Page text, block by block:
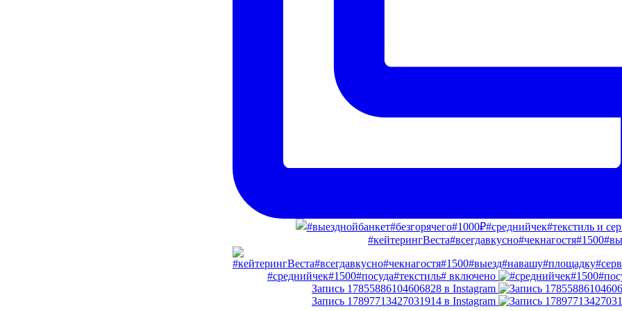
#среднийчек#1500#посуда#текстиль# включено
Запись 17855886104606828 в Instagram
Запись 17897713427031914 в Instagram